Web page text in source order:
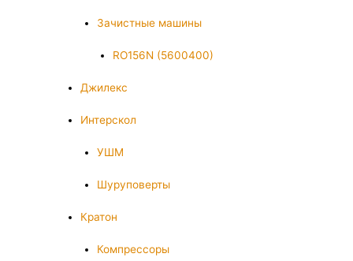
Зачистные машины
RO156N (5600400)
Джилекс
Интерскол
УШМ
Шуруповерты
Кратон
Компрессоры